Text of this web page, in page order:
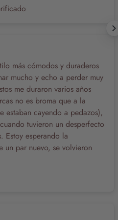
más cómodos y duraderos
mucho y echo a perder muy
me duraron varios años
no es broma que a la
estaban cayendo a pedazos),
tuvieron un desperfecto
Estoy esperando la
un par nuevo, se volvieron